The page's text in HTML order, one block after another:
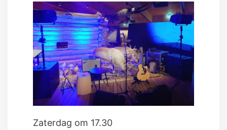
Zaterdag om 17.30